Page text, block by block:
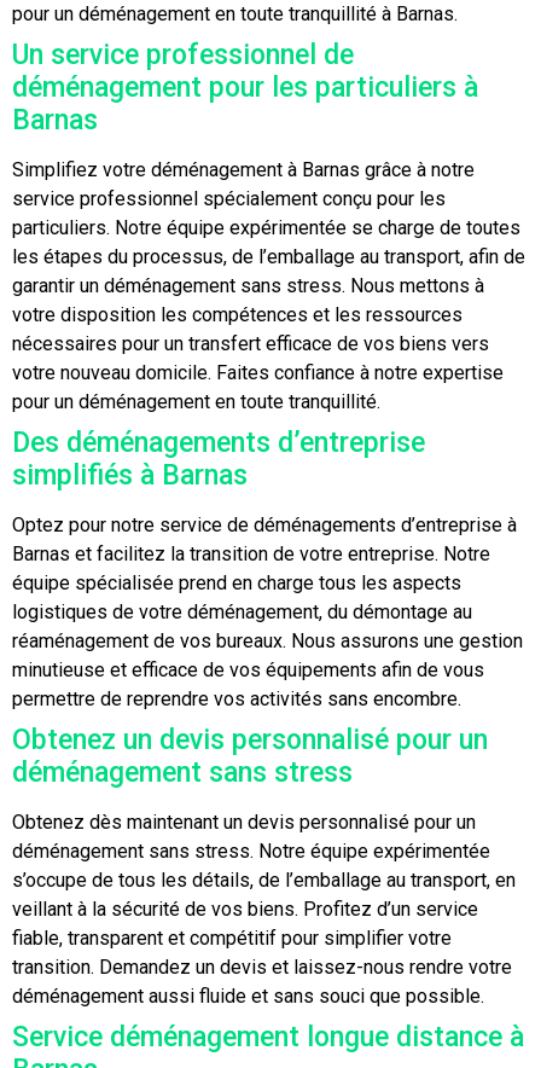
pour un déménagement en toute tranquillité à Barnas.
Un service professionnel de
déménagement pour les particuliers à
Barnas
Simplifiez votre déménagement à Barnas grâce à notre
service professionnel spécialement conçu pour les
particuliers. Notre équipe expérimentée se charge de toutes
les étapes du processus, de l’emballage au transport, afin de
garantir un déménagement sans stress. Nous mettons à
votre disposition les compétences et les ressources
nécessaires pour un transfert efficace de vos biens vers
votre nouveau domicile. Faites confiance à notre expertise
pour un déménagement en toute tranquillité.
Des déménagements d’entreprise
simplifiés à Barnas
Optez pour notre service de déménagements d’entreprise à
Barnas et facilitez la transition de votre entreprise. Notre
équipe spécialisée prend en charge tous les aspects
logistiques de votre déménagement, du démontage au
réaménagement de vos bureaux. Nous assurons une gestion
minutieuse et efficace de vos équipements afin de vous
permettre de reprendre vos activités sans encombre.
Obtenez un devis personnalisé pour un
déménagement sans stress
Obtenez dès maintenant un devis personnalisé pour un
déménagement sans stress. Notre équipe expérimentée
s’occupe de tous les détails, de l’emballage au transport, en
veillant à la sécurité de vos biens. Profitez d’un service
fiable, transparent et compétitif pour simplifier votre
transition. Demandez un devis et laissez-nous rendre votre
déménagement aussi fluide et sans souci que possible.
Service déménagement longue distance à